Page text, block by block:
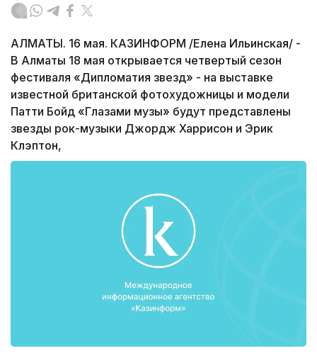
АЛМАТЫ. 16 мая. КАЗИНФОРМ /Елена Ильинская/ -
В Алматы 18 мая открывается четвертый сезон
фестиваля «Дипломатия звезд» - на выставке
известной британской фотохудожницы и модели
Патти Бойд «Глазами музы» будут представлены
звезды рок-музыки Джордж Харрисон и Эрик
Клэптон,